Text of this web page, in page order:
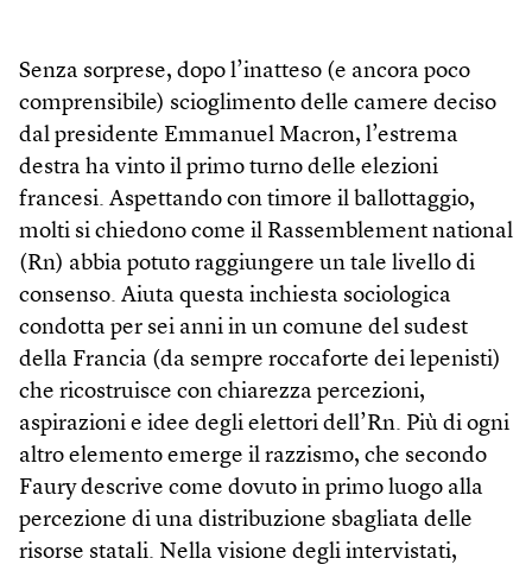
Senza sorprese, dopo l’inatteso (e ancora poco
comprensibile) scioglimento delle camere deciso
dal presidente Emmanuel Macron, l’estrema
destra ha vinto il primo turno delle elezioni
francesi. Aspettando con timore il ballottaggio,
molti si chiedono come il Rassemblement national
(Rn) abbia potuto raggiungere un tale livello di
consenso. Aiuta questa inchiesta sociologica
condotta per sei anni in un comune del sudest
della Francia (da sempre roccaforte dei lepenisti)
che ricostruisce con chiarezza percezioni,
aspirazioni e idee degli elettori dell’Rn. Più di ogni
altro elemento emerge il razzismo, che secondo
Faury descrive come dovuto in primo luogo alla
percezione di una distribuzione sbagliata delle
risorse statali. Nella visione degli intervistati,